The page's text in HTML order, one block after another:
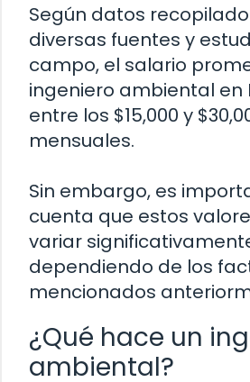
Según datos
diversas fuentes y
campo, el salario
ingeniero ambiental en
entre los $15,000 y
mensuales.
Sin embargo, es
cuenta que estos
variar
dependiendo de los
mencionados
¿Qué hace un
ambiental?